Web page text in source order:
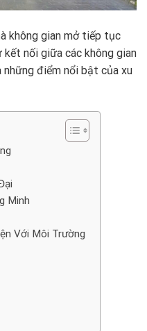
không gian mở tiếp tục
nối giữa các không gian
điểm nổi bật của xu
Minh
Với Môi Trường